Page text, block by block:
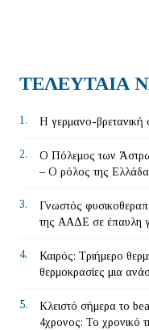
ΤΕΛΕΥΤΑΙΑ
1. Η γερμανο-βρετανική
2.
Ο Πόλεμος των
– Ο ρόλος της
3.
Γνωστός
της ΑΑΔΕ σε έπαυλη
4.
Καιρός: Τριήμερο
θερμοκρασίες μια
5.
Κλειστό σήμερα το
4χρονος: Το χρονικό